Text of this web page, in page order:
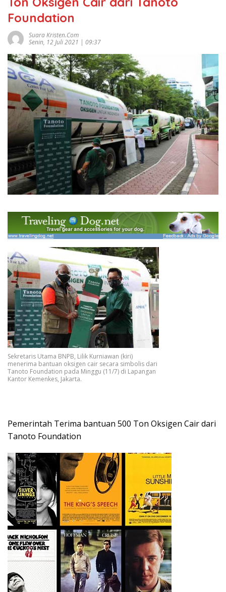
Foundation
Suara Kristen.com
Senin, 12 Juli 2021 | 09:37
Sekretaris Utama BNPB, Lilik Kurniawan (kiri)
menerima bantuan oksigen cair secara simbolis dari
Tanoto Foundation pada Minggu (11/7) di Lapangan
Kantor Kemenkes, Jakarta.
Pemerintah Terima bantuan 500 Ton Oksigen Cair dari
Tanoto Foundation